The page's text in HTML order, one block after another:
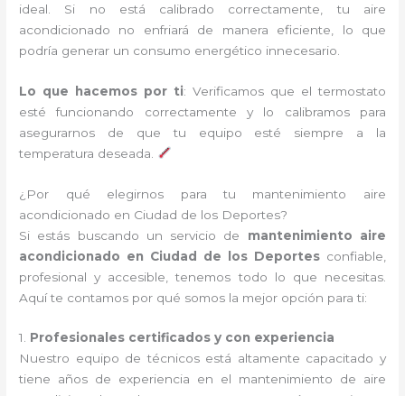
ideal. Si no está calibrado correctamente, tu aire
acondicionado no enfriará de manera eficiente, lo que
podría generar un consumo energético innecesario.
Lo que hacemos por ti: Verificamos que el termostato
esté funcionando correctamente y lo calibramos para
asegurarnos de que tu equipo esté siempre a la
temperatura deseada.
¿Por qué elegirnos para tu mantenimiento aire
acondicionado en Ciudad de los Deportes?
Si estás buscando un servicio de mantenimiento aire
acondicionado en Ciudad de los Deportesconfiable,
profesional y accesible, tenemos todo lo que necesitas.
Aquí te contamos por qué somos la mejor opción para ti:
1. Profesionales certificados y con experiencia
Nuestro equipo de técnicos está altamente capacitado y
tiene años de experiencia en el mantenimiento de aire